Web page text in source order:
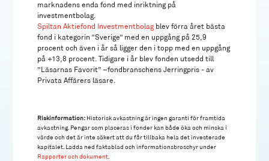
marknadens enda fond med inriktning på
investmentbolag.
Spiltan Aktiefond Investmentbolagblev förra året bästa
fond i kategorin ”Sverige” med en uppgång på 25,9
procent och även i år så ligger den i topp med en uppgång
på +13,8 procent. Tidigare i år blev fonden utsedd till
”Läsarnas Favorit” –fondbranschens Jerringpris - av
Privata Affärers läsare.
Riskinformation: Historisk avkastning är ingen garanti för framtida
avkastning. Pengar som placeras i fonder kan både öka och minska i
värde och det är inte säkert att du får tillbaka hela det investerade
kapitalet. Ladda ned faktablad och informationsbroschyr under
Rapporter och dokument